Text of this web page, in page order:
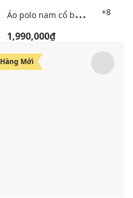
Á
o polo nam cổ bẻ tay ngắn Pique +8
1,990,000₫
Hàng Mới